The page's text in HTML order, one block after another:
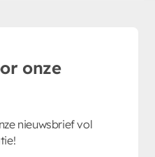
onze
nieuwsbrief vol